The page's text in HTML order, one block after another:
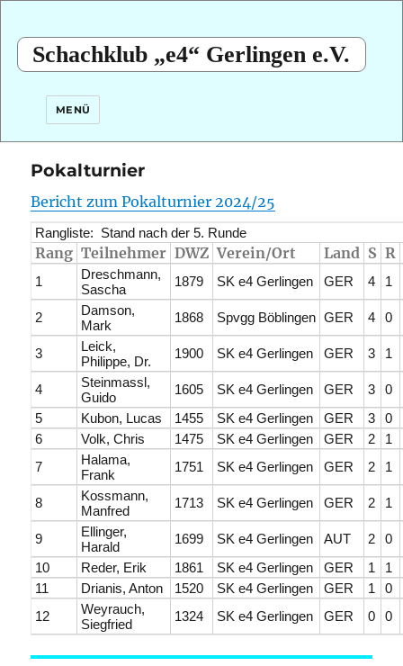
Schachklub „e4“ Gerlingen e.V.
MENÜ
Pokalturnier
Bericht zum Pokalturnier 2024/25
Rangliste: Stand nach der 5. Runde
Rang Teilnehmer DWZ Verein/Ort Land S R
1
Dreschmann,
Sascha
1879 SK e4 Gerlingen GER 4 1
2
Damson,
Mark
1868 Spvgg Böblingen GER 4 0
3
Leick,
Philippe, Dr.
1900 SK e4 Gerlingen GER 3 1
4
Steinmassl,
Guido
1605 SK e4 Gerlingen GER 3
0
5
Kubon, Lucas 1455 SK e4 Gerlingen GER 3
0
6
Volk, Chris 1475 SK e4 Gerlingen GER 2
1
7
Halama,
Frank
1751 SK e4 Gerlingen GER 2 1
8
Kossmann,
Manfred
1713 SK e4 Gerlingen GER 2 1
9
Ellinger,
Harald
1699 SK e4 Gerlingen AUT 2
0
10
Reder, Erik 1861 SK e4 Gerlingen GER 1
1
11
Drianis, Anton 1520 SK e4 Gerlingen GER 1
0
12
Weyrauch,
Siegfried
1324 SK e4 Gerlingen GER 0 0